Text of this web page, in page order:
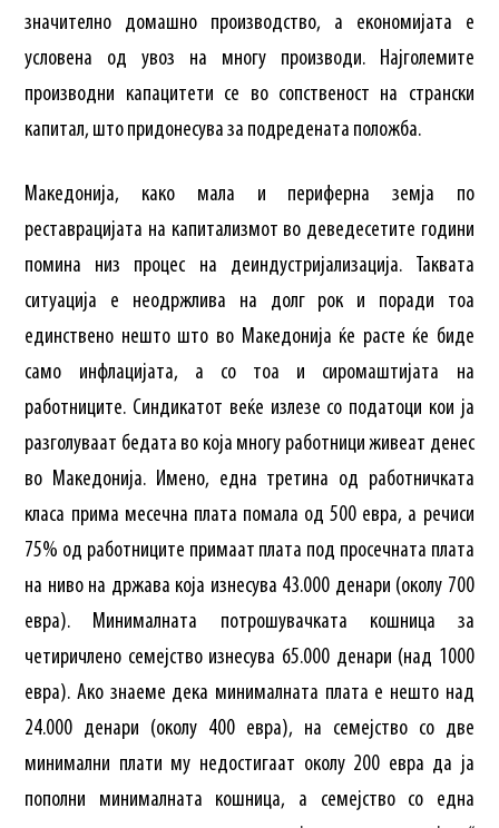
значително домашно производство, а економијата е
условена од увоз на многу производи. Најголемите
производни капацитети се во сопственост на странски
капитал, што придонесува за подредената положба.
Македонија, како мала и периферна земја по
реставрацијата на капитализмот во деведесетите години
помина низ процес на деиндустријализација. Таквата
ситуација е неодржлива на долг рок и поради тоа
единствено нешто што во Македонија ќе расте ќе биде
само инфлацијата, а со тоа и сиромаштијата на
работниците. Синдикатот веќе излезе со податоци кои ја
разголуваат бедата во која многу работници живеат денес
во Македонија. Имено, една третина од работничката
класа прима месечна плата помала од 500 евра, а речиси
75% од работниците примаат плата под просечната плата
на ниво на држава која изнесува 43.000 денари (околу 700
евра). Минималната потрошувачката кошница за
четиричлено семејство изнесува 65.000 денари (над 1000
евра). Ако знаеме дека минималната плата е нешто над
24.000 денари (околу 400 евра), на семејство со две
минимални плати му недостигаат околу 200 евра да ја
пополни минималната кошница, а семејство со една